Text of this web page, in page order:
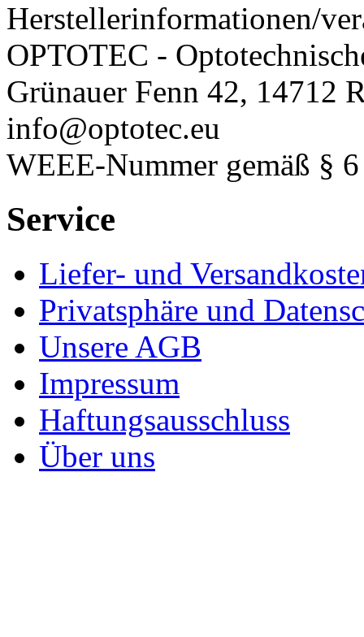
Herstellerinformationen/
OPTOTEC -
Grünauer Fenn 42, 14712
info@optotec.eu
WEEE-Nummer gemäß §
Service
Liefer- und
Privatsphäre und
Unsere AGB
Impressum
Haftungsausschluss
Über uns